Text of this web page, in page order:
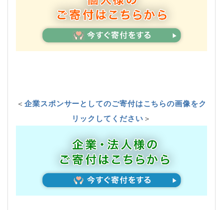
＜企業スポンサーとしてのご寄付はこちらの画像をク
リックしてください＞